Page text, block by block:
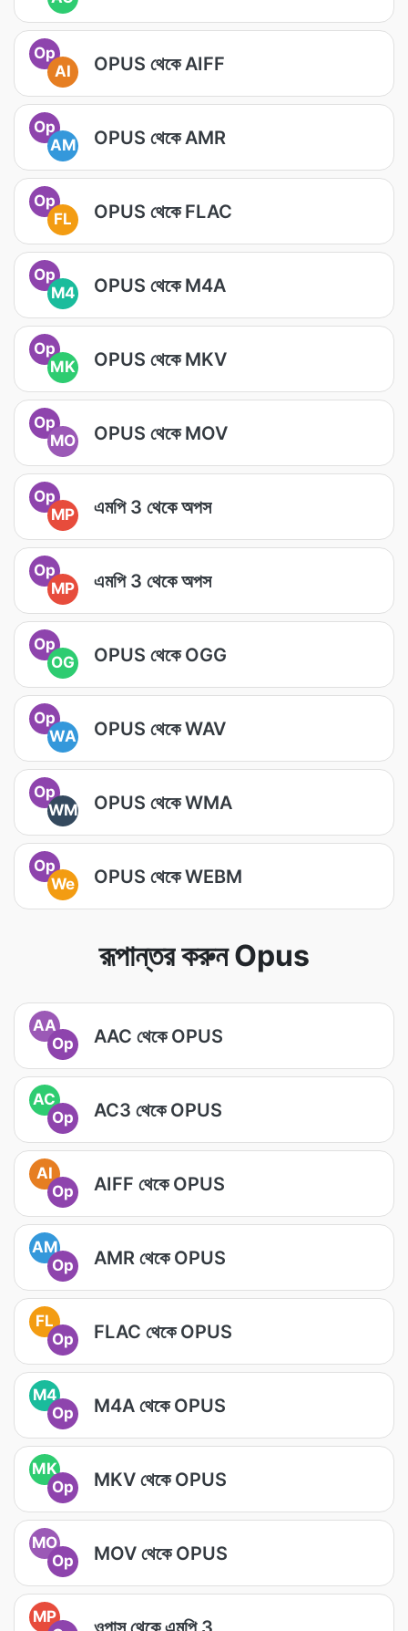
Op
AI
OPUS থেকে AIFF
Op
AM
OPUS থেকে AMR
Op
FL
OPUS থেকে FLAC
Op
M4
OPUS থেকে M4A
Op
MK
OPUS থেকে MKV
Op
MO
OPUS থেকে MOV
Op
MP
এমপি 3 থেকে অপস
Op
MP
এমপি 3 থেকে অপস
Op
OG
OPUS থেকে OGG
Op
WA
OPUS থেকে WAV
Op
WM
OPUS থেকে WMA
Op
We
OPUS থেকে WEBM
রূপান্তর করুন Opus
AA
Op
AAC থেকে OPUS
AC
Op
AC3 থেকে OPUS
AI
Op
AIFF থেকে OPUS
AM
Op
AMR থেকে OPUS
FL
Op
FLAC থেকে OPUS
M4
Op
M4A থেকে OPUS
MK
Op
MKV থেকে OPUS
MO
Op
MOV থেকে OPUS
MP